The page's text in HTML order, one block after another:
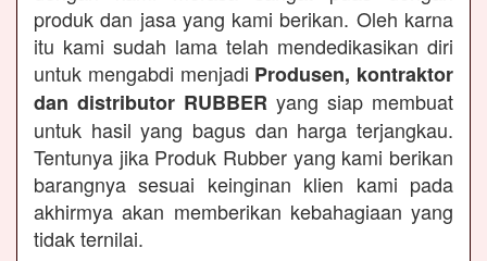
produk dan jasa yang kami berikan. Oleh karna
itu kami sudah lama telah mendedikasikan diri
untuk mengabdi menjadi Produsen, kontraktor
dan distributor RUBBER yang siap membuat
untuk hasil yang bagus dan harga terjangkau.
Tentunya jika Produk Rubber yang kami berikan
barangnya sesuai keinginan klien kami pada
akhirmya akan memberikan kebahagiaan yang
tidak ternilai.